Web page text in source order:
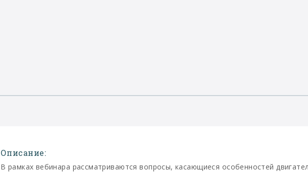
Описание:
В рамках вебинара рассматриваются вопросы, касающиеся особенностей